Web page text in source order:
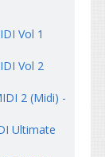
Vol 1
Vol 2
2 (Midi) -
Ultimate